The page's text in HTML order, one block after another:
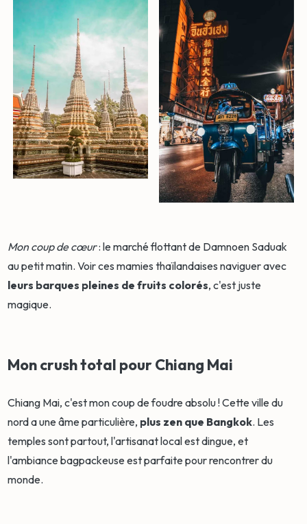
Mon coup de cœur: le marché flottant de Damnoen Saduak
au petit matin. Voir ces mamies thaïlandaises naviguer avec
leurs barques pleines de fruits colorés, c'est juste
magique.
Mon crush total pour Chiang Mai
Chiang Mai, c'est mon coup de foudre absolu ! Cette ville du
nord a une âme particulière, plus zen que Bangkok. Les
temples sont partout, l'artisanat local est dingue, et
l'ambiance bagpackeuse est parfaite pour rencontrer du
monde.